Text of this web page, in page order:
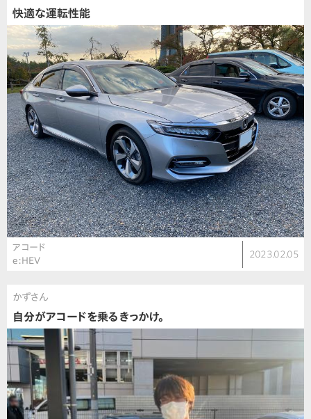
快適な運転性能
アコード
e:HEV
2023.02.05
かずさん
自分がアコードを乗るきっかけ。